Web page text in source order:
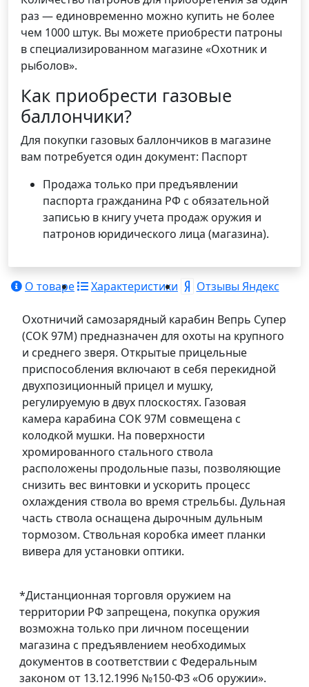
раз — единовременно можно купить не более
чем 1000 штук. Вы можете приобрести патроны
в специализированном магазине «Охотник и
рыболов».
Как приобрести газовые
баллончики?
Для покупки газовых баллончиков в магазине
вам потребуется один документ: Паспорт
Продажа только при предъявлении
паспорта гражданина РФ с обязательной
записью в книгу учета продаж оружия и
патронов юридического лица (магазина).
О товаре Характеристики Отзывы Яндекс
Охотничий самозарядный карабин Вепрь Супер
(СОК 97М) предназначен для охоты на крупного
и среднего зверя. Открытые прицельные
приспособления включают в себя перекидной
двухпозиционный прицел и мушку,
регулируемую в двух плоскостях. Газовая
камера карабина СОК 97М совмещена с
колодкой мушки. На поверхности
хромированного стального ствола
расположены продольные пазы, позволяющие
снизить вес винтовки и ускорить процесс
охлаждения ствола во время стрельбы. Дульная
часть ствола оснащена дырочным дульным
тормозом. Ствольная коробка имеет планки
вивера для установки оптики.
*Дистанционная торговля оружием на
территории РФ запрещена, покупка оружия
возможна только при личном посещении
магазина с предъявлением необходимых
документов в соответствии с Федеральным
законом от 13.12.1996 №150-ФЗ «Об оружии».